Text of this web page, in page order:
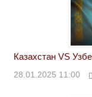
Казахстан VS
28.01.2025 11:00